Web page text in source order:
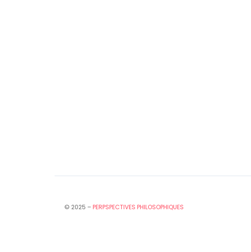
© 2025 –PERPSPECTIVES PHILOSOPHIQUES